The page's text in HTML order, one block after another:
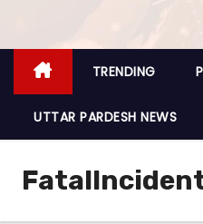
TRENDING
UTTAR PARDESH NEWS